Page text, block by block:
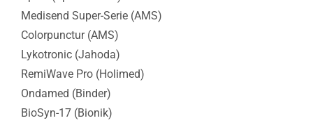
Medisend Super-Serie (AMS)
Colorpunctur (AMS)
Lykotronic (Jahoda)
RemiWave Pro (Holimed)
Ondamed (Binder)
BioSyn-17 (Bionik)